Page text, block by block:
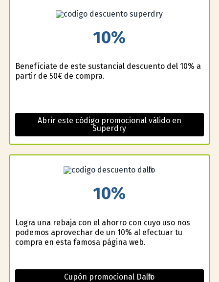
10%
Benefíciate de este sustancial descuento del 10% a
partir de 50€ de compra.
Abrir este código promocional válido en
Superdry
10%
Logra una rebaja con el ahorro con cuyo uso nos
podemos aprovechar de un 10% al efectuar tu
compra en esta famosa página web.
Cupón promocional Dalfilo